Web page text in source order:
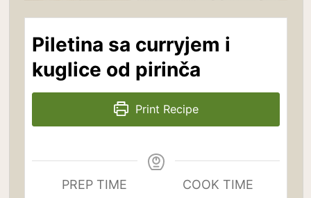
Piletina sa curryjem i
kuglice od pirinča
Print Recipe
PREP TIME
COOK TIME